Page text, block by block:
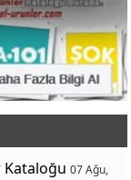
Kataloğu 07 Ağu,